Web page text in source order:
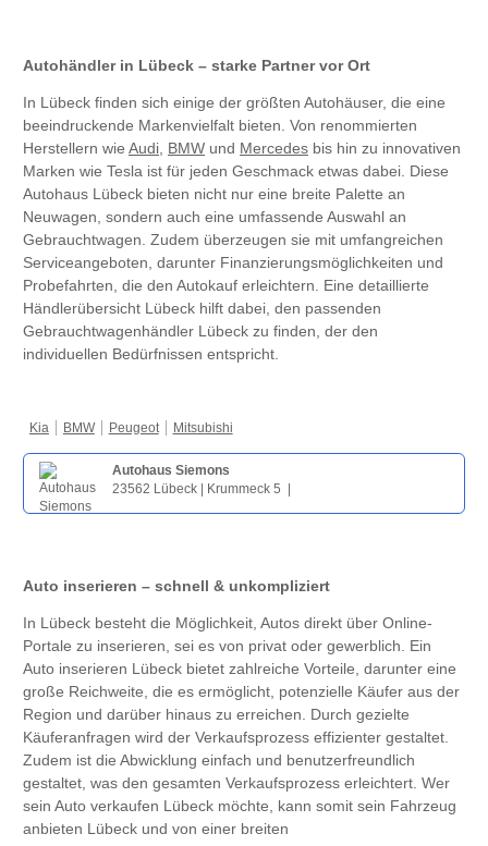
Autohändler in Lübeck – starke Partner vor Ort
In Lübeck finden sich einige der größten Autohäuser, die eine
beeindruckende Markenvielfalt bieten. Von renommierten
Herstellern wie Audi BMW und Mercedes bis hin zu innovativen
Marken wie Tesla ist für jeden Geschmack etwas dabei. Diese
Autohaus Lübeck bieten nicht nur eine breite Palette an
Neuwagen, sondern auch eine umfassende Auswahl an
Gebrauchtwagen. Zudem überzeugen sie mit umfangreichen
Serviceangeboten, darunter Finanzierungsmöglichkeiten und
Probefahrten, die den Autokauf erleichtern. Eine detaillierte
Händlerübersicht Lübeck hilft dabei, den passenden
Gebrauchtwagenhändler Lübeck zu finden, der den
individuellen Bedürfnissen entspricht.
Kia BMW Peugeot Mitsubishi
Autohaus Siemons
23562 Lübeck | Krummeck 5 |
Auto inserieren – schnell & unkompliziert
In Lübeck besteht die Möglichkeit, Autos direkt über Online-
Portale zu inserieren, sei es von privat oder gewerblich. Ein
Auto inserieren Lübeck bietet zahlreiche Vorteile, darunter eine
große Reichweite, die es ermöglicht, potenzielle Käufer aus der
Region und darüber hinaus zu erreichen. Durch gezielte
Käuferanfragen wird der Verkaufsprozess effizienter gestaltet.
Zudem ist die Abwicklung einfach und benutzerfreundlich
gestaltet, was den gesamten Verkaufsprozess erleichtert. Wer
sein Auto verkaufen Lübeck möchte, kann somit sein Fahrzeug
anbieten Lübeck und von einer breiten